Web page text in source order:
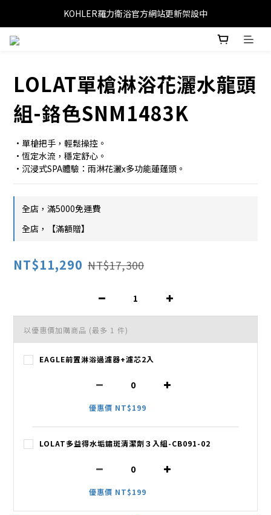
KOHLER羅力衛浴官方網站更新架設中
LOLAT單槍淋浴花灑水龍頭
組-鉻色SNM1483K
•單槍把手，輕鬆操控。
•恆定水流，穩定舒心。
•沉浸式SPA體驗：雨淋花灑x多功能蓮蓬頭。
全店，滿5000免運費
全店，【滿額贈】
NT$11,290 NT$17,300
以優惠價加購商品 (最多 1 件)
EAGLE前置淋浴過濾器+濾芯2入
優惠價 NT$199
LOLAT多益得水垢鏽斑清潔劑３入組-CB091-02
優惠價 NT$199